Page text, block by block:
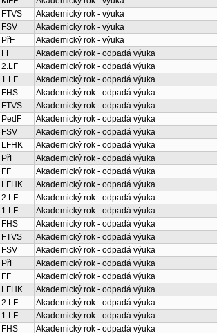
FTVS Akademický rok - výuka
FSV Akademický rok - výuka
PřF Akademický rok - výuka
FF Akademický rok - odpadá výuka
2.LF Akademický rok - odpadá výuka
1.LF Akademický rok - odpadá výuka
FHS Akademický rok - odpadá výuka
FTVS Akademický rok - odpadá výuka
PedF Akademický rok - odpadá výuka
FSV Akademický rok - odpadá výuka
LFHK Akademický rok - odpadá výuka
PřF Akademický rok - odpadá výuka
FF Akademický rok - odpadá výuka
LFHK Akademický rok - odpadá výuka
2.LF Akademický rok - odpadá výuka
1.LF Akademický rok - odpadá výuka
FHS Akademický rok - odpadá výuka
FTVS Akademický rok - odpadá výuka
FSV Akademický rok - odpadá výuka
PřF Akademický rok - odpadá výuka
FF Akademický rok - odpadá výuka
LFHK Akademický rok - odpadá výuka
2.LF Akademický rok - odpadá výuka
1.LF Akademický rok - odpadá výuka
FHS Akademický rok - odpadá výuka